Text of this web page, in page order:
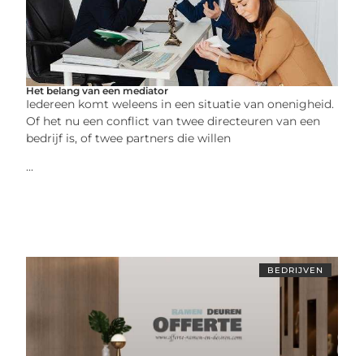
Het belang van een mediator
Iedereen komt weleens in een situatie van onenigheid.
Of het nu een conflict van twee directeuren van een
bedrijf is, of twee partners die willen
...
BEDRIJVEN